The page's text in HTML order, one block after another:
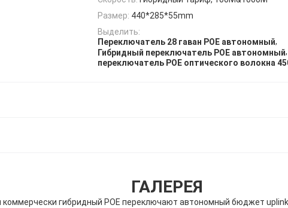
Размер: 440*285*55mm
Выделить:
Переключатель 28 гаван POE автономный,
Гибридный переключатель POE автономный,
переключатель POE оптического волокна
ГАЛЕРЕЯ
коммерчески гибридный POE переключают автономный бюджет